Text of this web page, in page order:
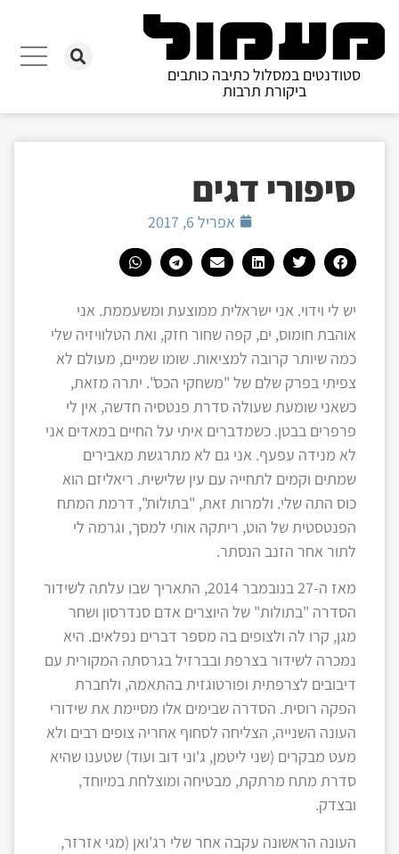
סטודנטים במסלול כתיבה כותבים
ביקורת תרבות
סיפורי דגים
אפריל 6, 2017
יש לי וידוי. אני ישראלית ממוצעת ומשעממת. אני
אוהבת חומוס, ים, קפה שחור חזק, ואת הטלוויזיה שלי
כמה שיותר קרובה למציאות. שומו שמיים, מעולם לא
צפיתי בפרק שלם של "משחקי הכס". יתרה מזאת,
כשאני שומעת שעולה סדרת פנטסיה חדשה, אין לי
פרפרים בבטן. כשמדברים איתי על החיים במאדים אני
לא מנידה עפעף. אני גם לא מתרגשת מאבירים
שמתים וקמים לתחייה עם עין שלישית. ריאליזם הוא
כוס התה שלי. ולמרות זאת, "בתולות", דרמת המתח
הפנטסטית של הוט, ריתקה אותי למסך, וגרמה לי
לתור אחר הזנב הנסתר.
מאז ה-27 בנובמבר 2014, התאריך שבו עלתה לשידור
הסדרה "בתולות" של היוצרים אדם סנדרסון ושחר
מגן, קרו לה ולצופים בה מספר דברים נפלאים. היא
נמכרה לשידור בצרפת ובברזיל בגרסתה המקורית עם
דיבובים לצרפתית ופורטוגזית בהתאמה, ולחברת
הפקה רוסית. הסדרה שבימים אלו מסיימת את שידורי
העונה השנייה, הצליחה לסחוף אחריה צופים רבים ולא
מעט מבקרים (שני ליטמן, ג'וני דוב ועוד) שטענו שהיא
סדרת מתח מרתקת, מבטיחה ומוצלחת במיוחד,
ובצדק.
העונה הראשונה עקבה אחר שלי רג'ואן (מגי אזרזר,